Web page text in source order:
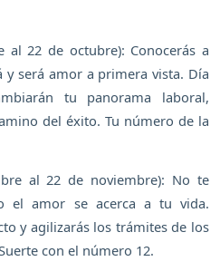
al 22 de octubre): Conocerás a
será amor a primera vista. Día
tu panorama laboral,
del éxito. Tu número de la
al 22 de noviembre): No te
el amor se acerca a tu vida.
y agilizarás los trámites de los
con el número 12.